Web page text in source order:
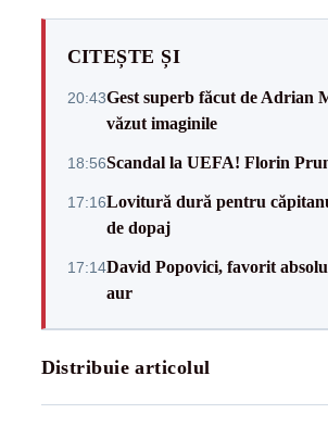
CITEȘTE ȘI
20:43Gest superb făcut de Adrian
văzut imaginile
18:56Scandal la UEFA! Florin
17:16Lovitură dură pentru
de dopaj
17:14David Popovici, favorit
aur
Distribuie articolul